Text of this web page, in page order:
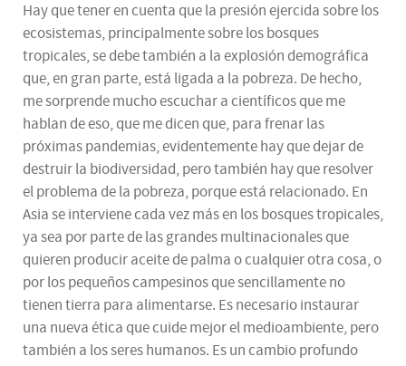
Hay que tener en cuenta que la presión ejercida sobre los
ecosistemas, principalmente sobre los bosques
tropicales, se debe también a la explosión demográfica
que, en gran parte, está ligada a la pobreza. De hecho,
me sorprende mucho escuchar a científicos que me
hablan de eso, que me dicen que, para frenar las
próximas pandemias, evidentemente hay que dejar de
destruir la biodiversidad, pero también hay que resolver
el problema de la pobreza, porque está relacionado. En
Asia se interviene cada vez más en los bosques tropicales,
ya sea por parte de las grandes multinacionales que
quieren producir aceite de palma o cualquier otra cosa, o
por los pequeños campesinos que sencillamente no
tienen tierra para alimentarse. Es necesario instaurar
una nueva ética que cuide mejor el medioambiente, pero
también a los seres humanos. Es un cambio profundo